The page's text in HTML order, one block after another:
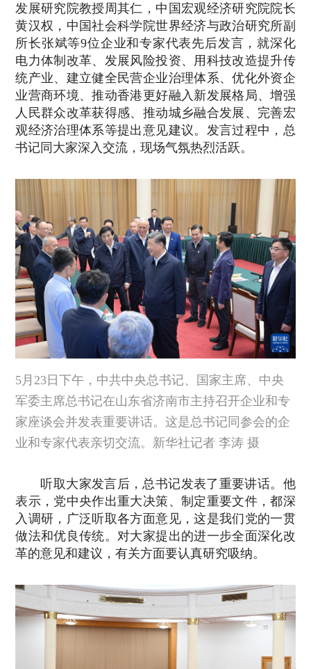
发展研究院教授周其仁，中国宏观经济研究院院长
黄汉权，中国社会科学院世界经济与政治研究所副
所长张斌等9位企业和专家代表先后发言，就深化
电力体制改革、发展风险投资、用科技改造提升传
统产业、建立健全民营企业治理体系、优化外资企
业营商环境、推动香港更好融入新发展格局、增强
人民群众改革获得感、推动城乡融合发展、完善宏
观经济治理体系等提出意见建议。发言过程中，总
书记同大家深入交流，现场气氛热烈活跃。
5月23日下午，中共中央总书记、国家主席、中央
军委主席总书记在山东省济南市主持召开企业和专
家座谈会并发表重要讲话。这是总书记同参会的企
业和专家代表亲切交流。新华社记者 李涛 摄
听取大家发言后，总书记发表了重要讲话。他
表示，党中央作出重大决策、制定重要文件，都深
入调研，广泛听取各方面意见，这是我们党的一贯
做法和优良传统。对大家提出的进一步全面深化改
革的意见和建议，有关方面要认真研究吸纳。